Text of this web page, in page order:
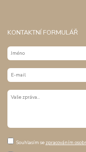
KONTAKTNÍ FORMULÁŘ
Souhlasím se zpracováním